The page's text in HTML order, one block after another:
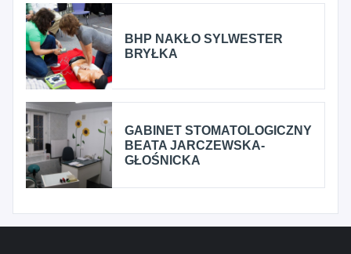
BHP NAKŁO SYLWESTER
BRYŁKA
GABINET STOMATOLOGICZNY
BEATA JARCZEWSKA-
GŁOŚNICKA